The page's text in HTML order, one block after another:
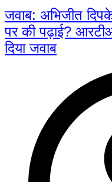
जवाब: अभिजीत
पर की पढ़ाई?
दिया जवाब